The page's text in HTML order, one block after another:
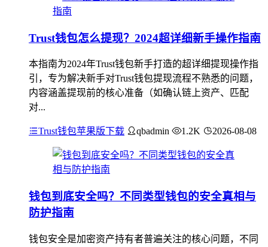
Trust钱包怎么提现？2024超详细新手操作指南
本指南为2024年Trust钱包新手打造的超详细提现操作指
引，专为解决新手对Trust钱包提现流程不熟悉的问题，
内容涵盖提现前的核心准备（如确认链上资产、匹配
对...
Trust钱包苹果版下载 qbadmin 1.2K 2026-08-08
钱包到底安全吗？不同类型钱包的安全真相与
防护指南
钱包安全是加密资产持有者普遍关注的核心问题，不同